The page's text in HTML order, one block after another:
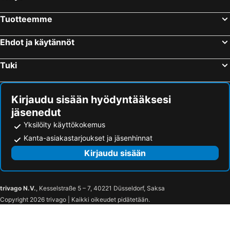
Vantaa, Etelä-Suomi Hotellit
Jyväskylä, Länsi-Suomi Hotellit
Rovaniemi, Lappi Hotellit
Tuotteemme
Ehdot ja käytännöt
Tuki
Kirjaudu sisään hyödyntääksesi
jäsenedut
Yksilöity käyttökokemus
Kanta-asiakastarjoukset ja jäsenhinnat
Kirjaudu sisään
trivago N.V., Kesselstraße 5 – 7, 40221 Düsseldorf, Saksa
Copyright 2026 trivago | Kaikki oikeudet pidätetään.